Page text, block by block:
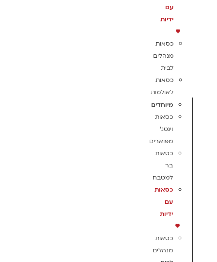
עם
ידיות
כסאות
מנהלים
לבית
כסאות
לאולמות
מיוחדים
כסאות
וינטג'
מפוארים
כסאות
בר
למטבח
כסאות
עם
ידיות
כסאות
מנהלים